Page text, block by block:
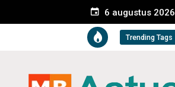
6 augustus 2026
Trending Tags